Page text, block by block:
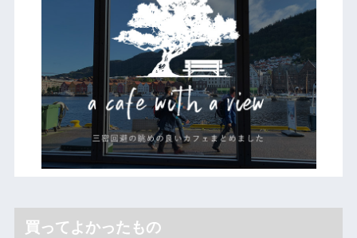
買ってよかったもの